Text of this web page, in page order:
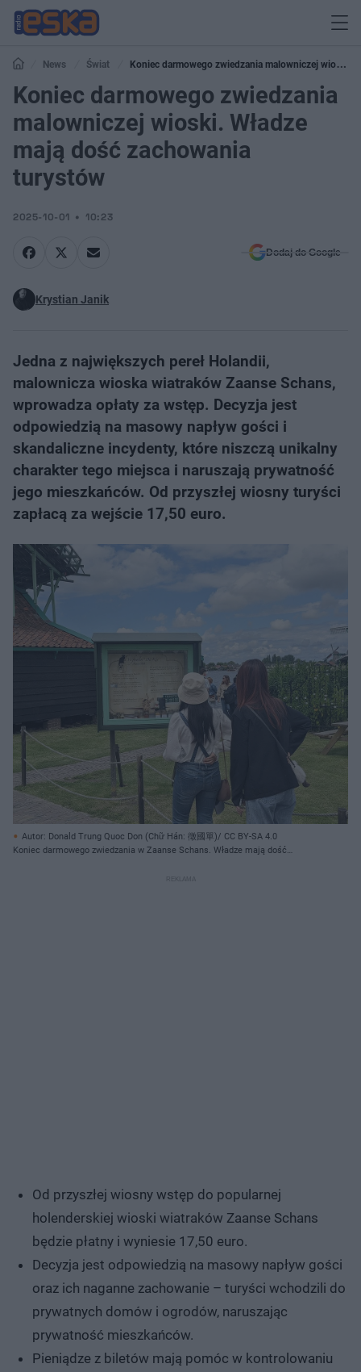
News Świat
Koniec darmowego zwiedzania malowniczej wioski.
Władze mają dość zachowania turystów
Koniec darmowego zwiedzania
malowniczej wioski. Władze
mają dość zachowania
turystów
2025-10-01 10:23
Dodaj do Google
Krystian Janik
Jedna z największych pereł Holandii,
malownicza wioska wiatraków Zaanse Schans,
wprowadza opłaty za wstęp. Decyzja jest
odpowiedzią na masowy napływ gości i
skandaliczne incydenty, które niszczą unikalny
charakter tego miejsca i naruszają prywatność
jego mieszkańców. Od przyszłej wiosny turyści
zapłacą za wejście 17,50 euro.
Autor: Donald Trung Quoc Don (Chữ Hán: 徵國單)/ CC BY-SA 4.0
Koniec darmowego zwiedzania w Zaanse Schans. Władze mają dość
Od przyszłej wiosny wstęp do popularnej
holenderskiej wioski wiatraków Zaanse Schans
będzie płatny i wyniesie 17,50 euro.
Decyzja jest odpowiedzią na masowy napływ gości
oraz ich naganne zachowanie – turyści wchodzili do
prywatnych domów i ogrodów, naruszając
prywatność mieszkańców.
Pieniądze z biletów mają pomóc w kontrolowaniu